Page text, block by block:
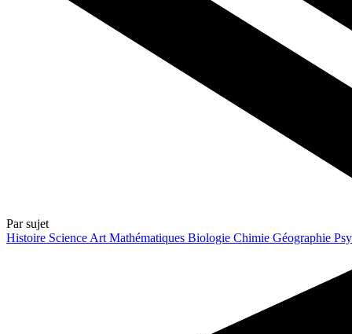
Par sujet
Histoire Science Art Mathématiques Biologie Chimie Géographie